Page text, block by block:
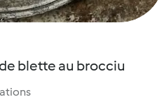
blette au brocciu